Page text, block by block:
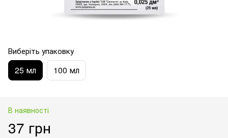
Виберіть упаковку
25 мл 100 мл
В наявності
37 грн